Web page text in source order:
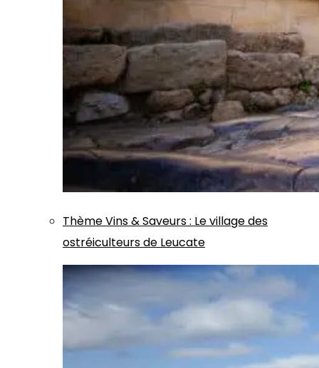
ThèmeVins & Saveurs: Le village des
ostréiculteurs de Leucate